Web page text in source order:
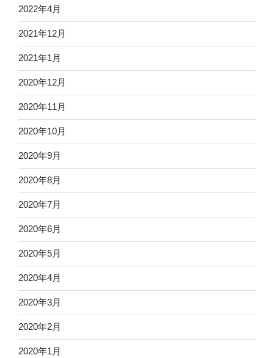
2022年4月
2021年12月
2021年1月
2020年12月
2020年11月
2020年10月
2020年9月
2020年8月
2020年7月
2020年6月
2020年5月
2020年4月
2020年3月
2020年2月
2020年1月